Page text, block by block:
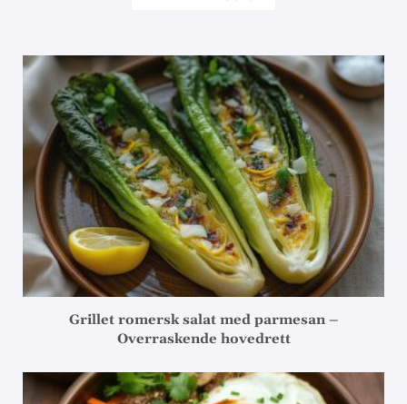
Grillet romersk salat med parmesan –
Overraskende hovedrett